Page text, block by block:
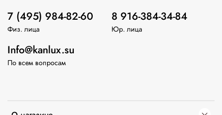
7 (495) 984-82-60
Физ. лица
8 916-384-34-84
Юр. лица
Info@kanlux.su
По всем вопросам